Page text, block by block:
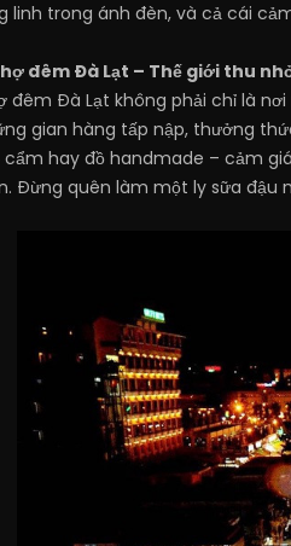
linh trong ánh đèn, và cả cái
đêm Đà Lạt – Thế giới thu
đêm Đà Lạt không phải chỉ là
gian hàng tấp nập, thưởng
cẩm hay đồ handmade – cảm
Đừng quên làm một ly sữa đậu